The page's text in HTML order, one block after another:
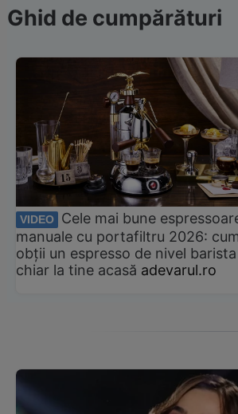
Ghid de cumpărături
VIDEO
Cele mai bune
manuale cu portafiltru 2026:
obții un espresso de nivel barista
chiar la tine acasă adevarul.ro